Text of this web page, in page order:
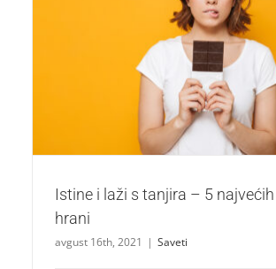
Istine i laži s tanjira – 5 najvećih
Saveti
Istine i laži s tanjira – 5
hrani
avgust 16th, 2021 | Saveti